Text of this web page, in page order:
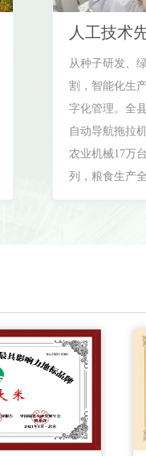
人工技术
从种子研发、
割，智能化生
字化管理。全
自动导航拖拉
农业机械17万
列，粮食生产